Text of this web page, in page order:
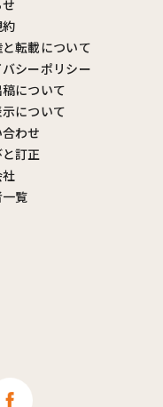
転載について
シーポリシー
について
について
わせ
訂正
覧